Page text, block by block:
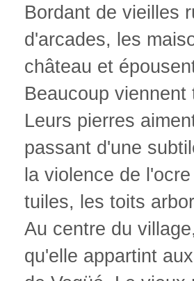
Bordant de vieilles
d'arcades, les
château et
Beaucoup
Leurs pierres
passant d'une
la violence de
tuiles, les toits
Au centre du
qu'elle appartint